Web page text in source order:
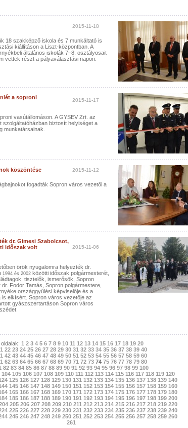
2015-11-18
18 szakképző iskola és 7 munkáltató is
kiállításon a Liszt-központban. A
általános iskolák 7–8. osztályosait
vettek részt a pályaválasztási napon.
a soproni
2015-11-17
vasútállomáson. A GYSEV Zrt. az
szolgáltatóházban biztosít helyiséget a
munkatársainak.
köszöntése 2015-11-12
fogadták Sopron város vezetői a
dr. Gimesi Szabolcsot,
időszak volt
2015-11-06
örök nyugalomra helyezték dr.
1994 és 2002közötti időszak polgármesterét,
tisztelők, ismerősök, Sopron
Fodor Tamás, Sopron polgármestere,
országgyűlési képviselője és a
is elkísért. Sopron város vezetője az
gyászszertartáson Sopron város
oldalak: 1 2 3 4 5 6 7 8 9 10 11 12 13 14 15 16 17 18 19 20
22 23 24 25 26 27 28 29 30 31 32 33 34 35 36 37 38 39 40
42 43 44 45 46 47 48 49 50 51 52 53 54 55 56 57 58 59 60
62 63 64 65 66 67 68 69 70 71 72 73 74 75 76 77 78 79 80
82 83 84 85 86 87 88 89 90 91 92 93 94 95 96 97 98 99 100
104 105 106 107 108 109 110 111 112 113 114 115 116 117 118 119 120
125 126 127 128 129 130 131 132 133 134 135 136 137 138 139 140
145 146 147 148 149 150 151 152 153 154 155 156 157 158 159 160
165 166 167 168 169 170 171 172 173 174 175 176 177 178 179 180
185 186 187 188 189 190 191 192 193 194 195 196 197 198 199 200
205 206 207 208 209 210 211 212 213 214 215 216 217 218 219 220
225 226 227 228 229 230 231 232 233 234 235 236 237 238 239 240
245 246 247 248 249 250 251 252 253 254 255 256 257 258 259 260
261